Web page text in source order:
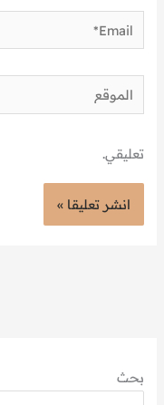
Email*
الموقع
تعليقي.
بحث